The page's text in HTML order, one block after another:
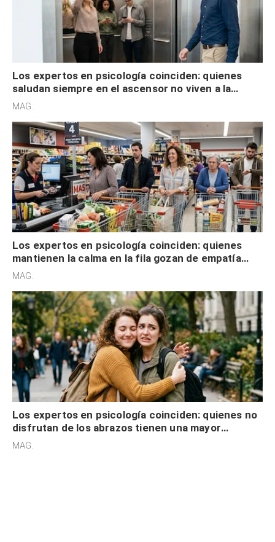
Los expertos en psicología coinciden: quienes
saludan siempre en el ascensor no viven a la
defensiva y tienen apertura social
MAG.
Los expertos en psicología coinciden: quienes
mantienen la calma en la fila gozan de empatía
cognitiva, gratitud y no solo tienen autocontrol
MAG.
Los expertos en psicología coinciden: quienes no
disfrutan de los abrazos tienen una mayor
sensibilidad a los estímulos físicos y no es por
MAG.